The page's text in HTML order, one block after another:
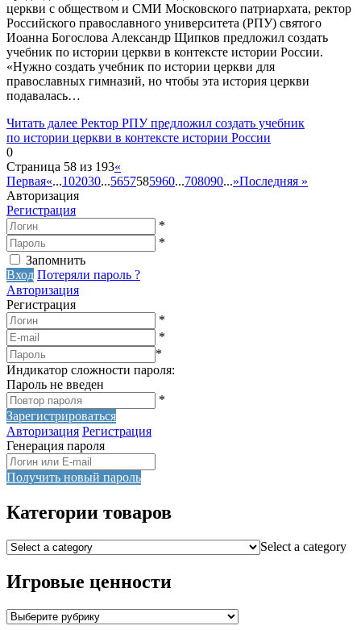
церкви с обществом и СМИ Московского патриархата, ректор
Российского православного университета (РПУ) святого
Иоанна Богослова Александр Щипков предложил создать
учебник по истории церкви в контексте истории России.
«Нужно создать учебник по истории церкви для
православных гимназий, но чтобы эта история церкви
подавалась…
Читать далее Ректор РПУ предложил создать учебник
по истории церкви в контексте истории России
0
Страница 58 из 193«
Первая«...102030...5657585960...708090...»Последняя »
Авторизация
Регистрация
*
*
Запомнить
Вход Потеряли пароль ?
Авторизация
Регистрация
*
*
*
Индикатор сложности пароля:
Пароль не введен
*
Зарегистрироваться
Авторизация Регистрация
Генерация пароля
Получить новый пароль
Категории товаров
Select a category
Игровые ценности